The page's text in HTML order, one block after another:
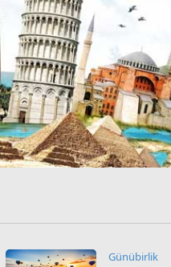
Kapadokya
150 TL